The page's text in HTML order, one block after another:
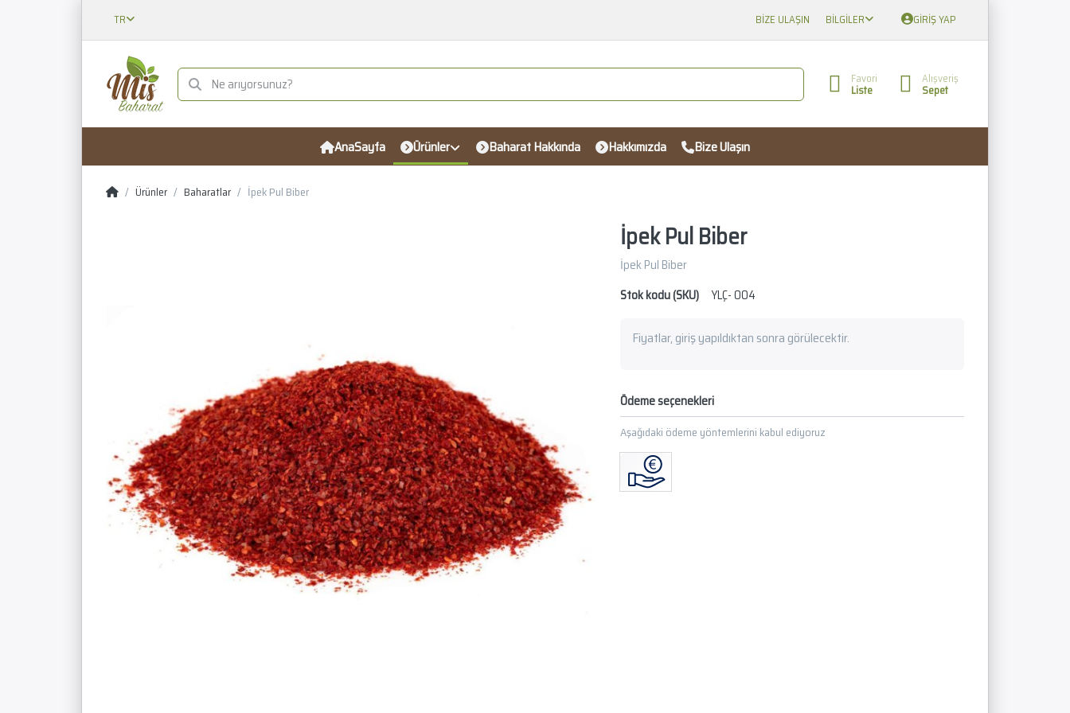
TR BIZE ULAŞIN BILGILER GIRIŞ YAP
Favori
Liste
Alışveriş
Sepet
AnaSayfa Ürünler Baharat Hakkında Hakkımızda Bize Ulaşın
Ürünler Baharatlar İpek Pul Biber
İpek Pul Biber
İpek Pul Biber
Stok kodu (SKU)
YLÇ- 004
Fiyatlar, giriş yapıldıktan sonra görülecektir.
Ödeme seçenekleri
Aşağıdaki ödeme yöntemlerini kabul ediyoruz